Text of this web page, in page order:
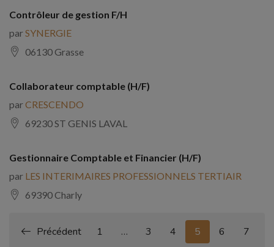
Contrôleur de gestion F/H
par SYNERGIE
06130 Grasse
Collaborateur comptable (H/F)
parCRESCENDO
69230 ST GENIS LAVAL
Gestionnaire Comptable et Financier (H/F)
par LES INTERIMAIRES PROFESSIONNELS TERTIAIR
69390 Charly
Précédent 1 … 3 4 5 6
7